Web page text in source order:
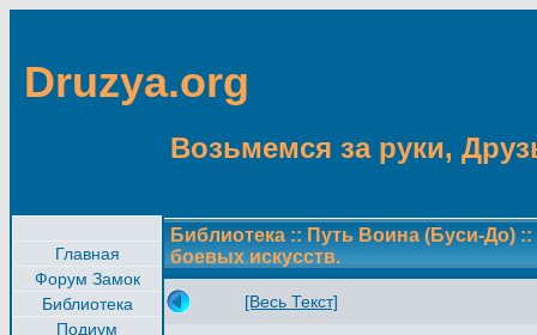
Druzya.org
Возьмемся за руки,
Главная
Форум Замок
Библиотека
Подиум
Библиотека :: Путь Воина (Буси-До) ::
боевых искусств.
[Весь Текст]